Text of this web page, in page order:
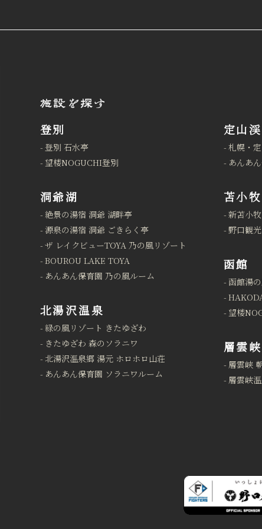
登別
登別 石水亭
望楼NOGUCHI登別
洞爺湖
絶景の湯宿 洞爺 湖畔亭
源泉の湯宿 洞爺 ごきらく亭
ザ レイクビューTOYA 乃の風リゾート
BOUROU LAKE TOYA
あんあん保育園 乃の風ルーム
北湯沢温泉
緑の風リゾート きたゆざわ
きたゆざわ 森のソラニワ
北湯沢温泉郷 湯元 ホロホロ山荘
あんあん保育園 ソラニワルーム
定山渓
札幌・
あんあ
苫小牧
新苫小
野口観
函館
函館湯
望楼
層雲峡
層雲峡
層雲峡